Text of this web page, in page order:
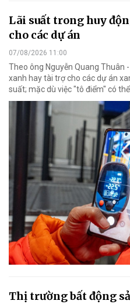
Lãi suất trong huy
cho các dự án
07/08/2026 11:00
Theo ông Nguyễn Quang Thuân
xanh hay tài trợ cho các dự án
suất; mặc dù việc "tô điểm" có
Thị trường bất động